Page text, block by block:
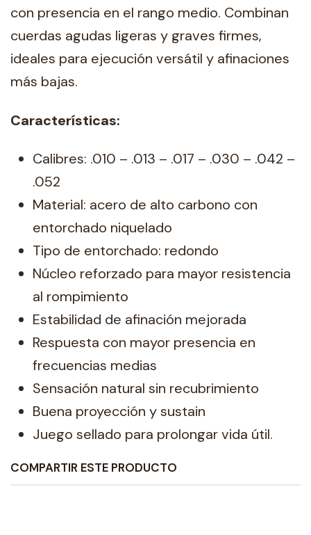
con presencia en el rango medio. Combinan
cuerdas agudas ligeras y graves firmes,
ideales para ejecución versátil y afinaciones
más bajas.
Características:
Calibres: .010 – .013 – .017 – .030 – .042 –
.052
Material: acero de alto carbono con
entorchado niquelado
Tipo de entorchado: redondo
Núcleo reforzado para mayor resistencia
al rompimiento
Estabilidad de afinación mejorada
Respuesta con mayor presencia en
frecuencias medias
Sensación natural sin recubrimiento
Buena proyección y sustain
Juego sellado para prolongar vida útil.
COMPARTIR ESTE PRODUCTO